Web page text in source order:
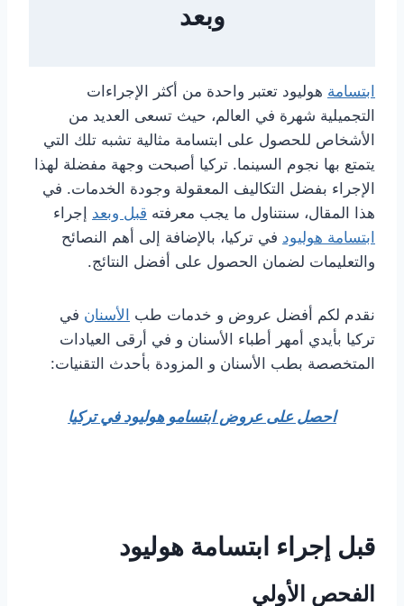
وبعد
ابتسامة هوليود تعتبر واحدة من أكثر الإجراءات
التجميلية شهرة في العالم، حيث تسعى العديد من
الأشخاص للحصول على ابتسامة مثالية تشبه تلك التي
يتمتع بها نجوم السينما. تركيا أصبحت وجهة مفضلة لهذا
الإجراء بفضل التكاليف المعقولة وجودة الخدمات. في
هذا المقال، سنتناول ما يجب معرفته قبل وبعد إجراء
ابتسامة هوليود في تركيا، بالإضافة إلى أهم النصائح
والتعليمات لضمان الحصول على أفضل النتائج.
نقدم لكم أفضل عروض و خدمات طب الأسنان في
تركيا بأيدي أمهر أطباء الأسنان و في أرقى العيادات
المتخصصة بطب الأسنان و المزودة بأحدث التقنيات:
احصل على عروض ابتسامو هوليود في تركيا
قبل إجراء ابتسامة هوليود
الفحص الأولي